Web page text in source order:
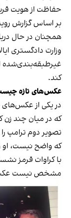
حفاظت از هویت
بر اساس گزارش
همچنان در حال
وزارت دادگستری
غیرطبقه‌بندی‌شده
کند.
عکس‌های تازه
در یکی از
که در میان چند
تصویر دوم ترامپ
که واضح نیست، او
با کراوات قرمز
مشخص نیست